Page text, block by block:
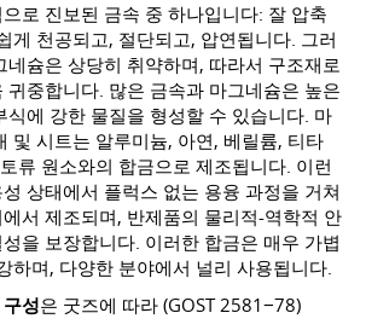
로 진보된 금속 중 하나입니다: 잘 압축
게 천공되고, 절단되고, 압연됩니다. 그러
네슘은 상당히 취약하며, 따라서 구조재로
귀중합니다. 많은 금속과 마그네슘은 높은
식에 강한 물질을 형성할 수 있습니다. 마
및 시트는 알루미늄, 아연, 베릴륨, 티타
류 원소와의 합금으로 제조됩니다. 이런
상태에서 플럭스 없는 용융 과정을 거쳐
서 제조되며, 반제품의 물리적-역학적 안
을 보장합니다. 이러한 합금은 매우 가볍
하며, 다양한 분야에서 널리 사용됩니다.
성은 굿즈에 따라 (GOST 2581−78)